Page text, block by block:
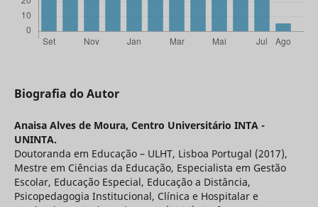
Biografia do Autor
Anaisa Alves de Moura, Centro Universitário INTA -
UNINTA.
Doutoranda em Educação – ULHT, Lisboa Portugal (2017),
Mestre em Ciências da Educação, Especialista em Gestão
Escolar, Educação Especial, Educação a Distância,
Psicopedagogia Institucional, Clínica e Hospitalar e